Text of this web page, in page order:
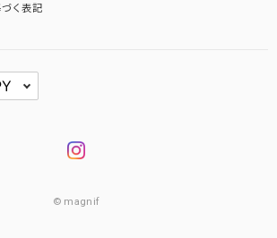
く表記
© magnif